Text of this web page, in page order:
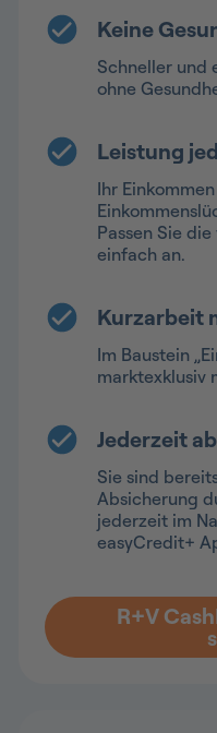
Keine
Schneller und
ohne
Leistung
Ihr
Passen Sie
einfach an.
Kurzarbeit
Im Baustein
marktexklusiv
Jederzeit
Sie sind
Absicherung
jederzeit im
easyCredit+
R+V